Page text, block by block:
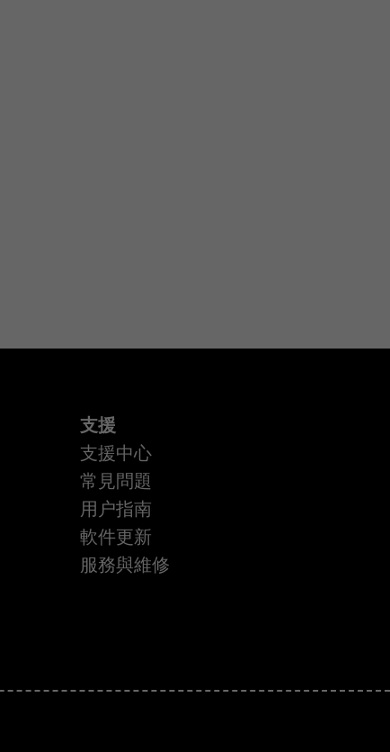
支援
支援中心
常見問題
用户指南
軟件更新
服務與維修